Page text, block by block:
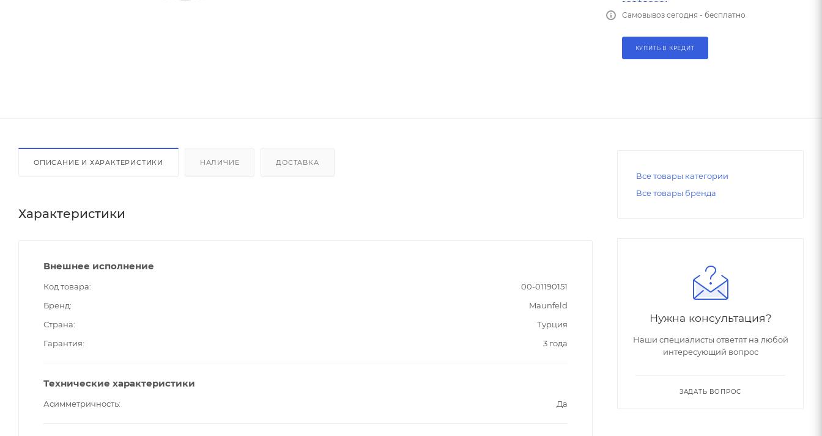
Самовывоз сегодня - бесплатно
КУПИТЬ В КРЕДИТ
ОПИСАНИЕ И ХАРАКТЕРИСТИКИ НАЛИЧИЕ ДОСТАВКА
Характеристики
Внешнее исполнение
Код товара
00-01190151
Бренд
Maunfeld
Страна
Турция
Гарантия
3 года
Технические характеристики
Асимметричность Да
Все товары категории
Все товары бренда
Нужна консультация?
Наши специалисты ответят на любой
интересующий вопрос
ЗАДАТЬ ВОПРОС